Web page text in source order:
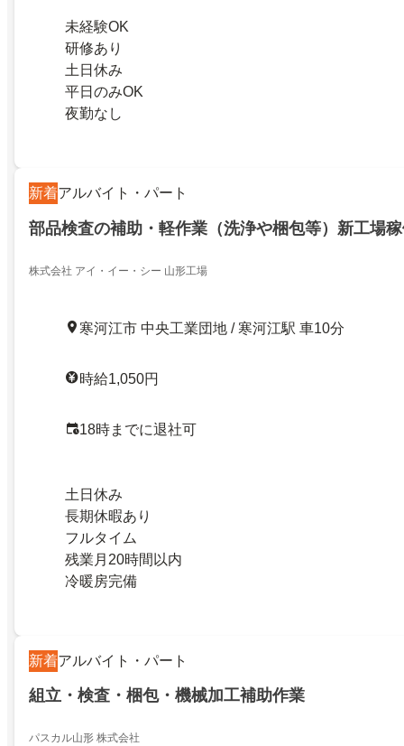
未経験OK
研修あり
土日休み
平日のみOK
夜勤なし
新着アルバイト・パート
部品検査の補助・軽作業（洗浄や梱包等）新工場
株式会社 アイ・イー・シー 山形工場
寒河江市 中央工業団地 / 寒河江駅 車10分
時給1,050円
18時までに退社可
土日休み
長期休暇あり
フルタイム
残業月20時間以内
冷暖房完備
新着アルバイト・パート
組立・検査・梱包・機械加工補助作業
パスカル山形 株式会社